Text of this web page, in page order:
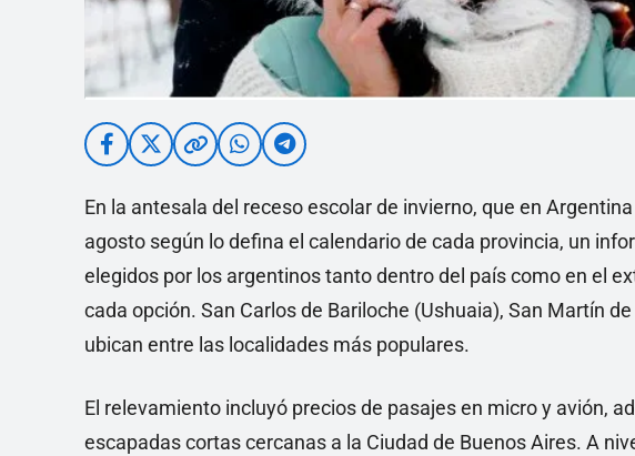
En la antesala del receso escolar de invierno, que en
agosto según lo defina el calendario de cada provincia, un
elegidos por los argentinos tanto dentro del país como en el
cada opción. San Carlos de Bariloche (Ushuaia), San Martín
ubican entre las localidades más populares.
El relevamiento incluyó precios de pasajes en micro y avión,
escapadas cortas cercanas a la Ciudad de Buenos Aires. A